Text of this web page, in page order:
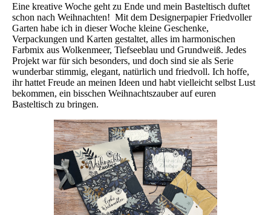
Eine kreative Woche geht zu Ende und mein Basteltisch duftet
schon nach Weihnachten! Mit dem Designerpapier Friedvoller
Garten habe ich in dieser Woche kleine Geschenke,
Verpackungen und Karten gestaltet, alles im harmonischen
Farbmix aus Wolkenmeer, Tiefseeblau und Grundweiß. Jedes
Projekt war für sich besonders, und doch sind sie als Serie
wunderbar stimmig, elegant, natürlich und friedvoll. Ich hoffe,
ihr hattet Freude an meinen Ideen und habt vielleicht selbst Lust
bekommen, ein bisschen Weihnachtszauber auf euren
Basteltisch zu bringen.